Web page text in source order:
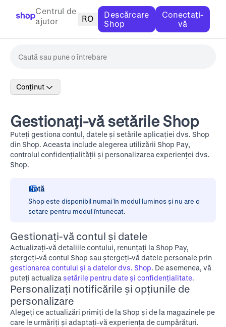
Centrul de
ajutor
RO
Descărcare
Shop
Conectați-
vă
Conținut
Gestionați-vă setările Shop
Puteți gestiona contul, datele și setările aplicației dvs. Shop
din Shop. Aceasta include alegerea utilizării Shop Pay,
controlul confidențialității și personalizarea experienței dvs.
Shop.
Notă
Shop este disponibil numai în modul luminos și nu are o
setare pentru modul întunecat.
Gestionați-vă contul și datele
Actualizați-vă detaliile contului, renunțați la Shop Pay,
ștergeți-vă contul Shop sau ștergeți-vă datele personale prin
gestionarea contului și a datelor dvs. Shop. De asemenea, vă
puteți actualiza setările pentru date și confidențialitate.
Personalizați notificările și opțiunile de
personalizare
Alegeți ce actualizări primiți de la Shop și de la magazinele pe
care le urmăriți și adaptați-vă experiența de cumpărături.